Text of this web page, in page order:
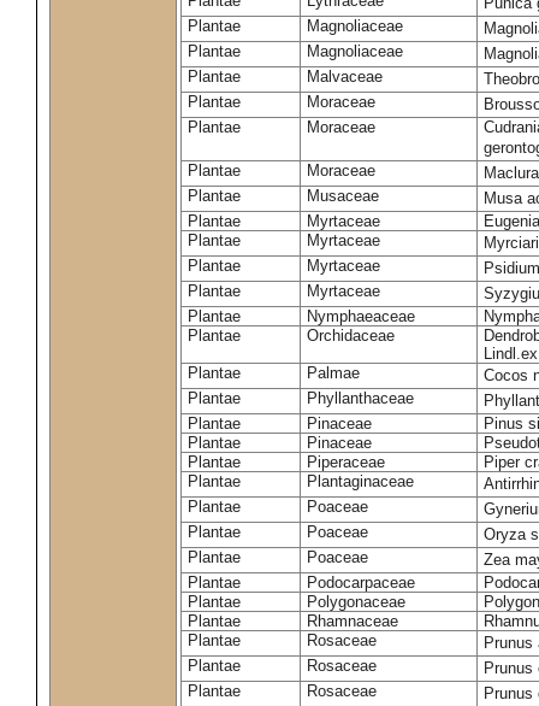
Plantae
Magnoliaceae
Plantae
Magnoliaceae
Plantae
Malvaceae
Plantae
Moraceae
Plantae
Moraceae
Plantae
Moraceae
Plantae
Musaceae
Musa
Plantae
Myrtaceae
Plantae
Myrtaceae
Plantae
Myrtaceae
Plantae
Myrtaceae
Plantae
Nymphaeaceae
Plantae
Orchidaceae
Plantae
Palmae
Cocos
Plantae
Phyllanthaceae
Plantae
Pinaceae
Pinus
Plantae
Pinaceae
Plantae
Piperaceae
Piper
Plantae
Plantaginaceae
Plantae
Poaceae
Plantae
Poaceae
Oryza
Plantae
Poaceae
Zea
Plantae
Podocarpaceae
Plantae
Polygonaceae
Plantae
Rhamnaceae
Plantae
Rosaceae
Plantae
Rosaceae
Plantae
Rosaceae